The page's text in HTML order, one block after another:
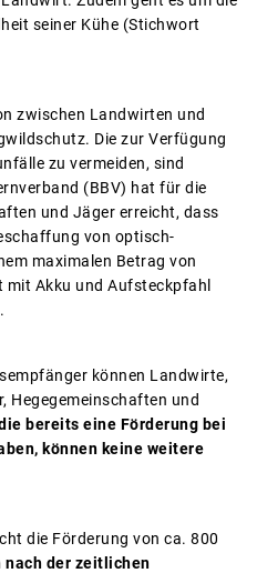
seiner Kühe (Stichwort
zwischen Landwirten und
Die zur Verfügung
zu vermeiden, sind
(BBV) hat für die
und Jäger erreicht, dass
von optisch-
maximalen Betrag von
mit Akku und Aufsteckpfahl
können Landwirte,
Hegegemeinschaften und
bereits eine Förderung bei
können keine weitere
die Förderung von ca. 800
nach der zeitlichen